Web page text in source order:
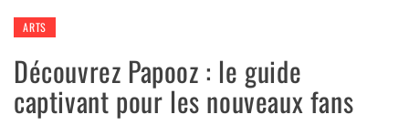
ARTS
Découvrez Papooz : le guide
captivant pour les nouveaux fans